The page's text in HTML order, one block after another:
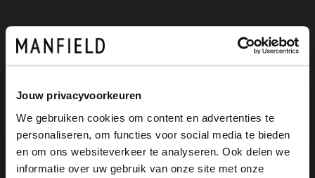
Jouw privacyvoorkeuren
We gebruiken cookies om content en advertenties te
personaliseren, om functies voor social media te bieden
en om ons websiteverkeer te analyseren. Ook delen we
informatie over uw gebruik van onze site met onze
Manfield
Marineblaue Veloursleder-Schnürschuhe Braune Lederschnürboots
×
View this website in English?